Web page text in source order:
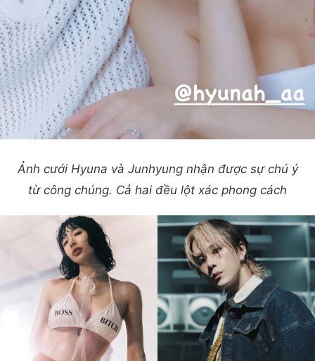
Ảnh cưới Hyuna và Junhyung nhận được sự chú ý
từ công chúng. Cả hai đều lột xác phong cách